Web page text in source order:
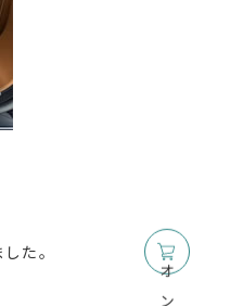
た。